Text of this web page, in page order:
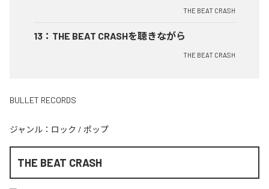
THE BEAT CRASH
13 ： THE BEAT CRASHを聴きながら
THE BEAT CRASH
BULLET RECORDS
ジャンル： ロック / ポップ
THE BEAT CRASH